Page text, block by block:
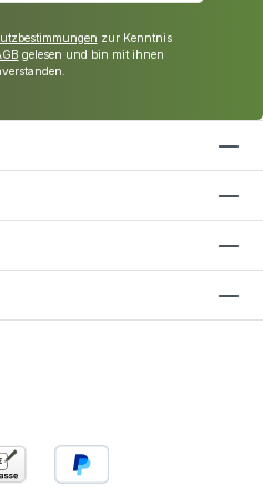
zur Kenntnis
gelesen und bin mit ihnen